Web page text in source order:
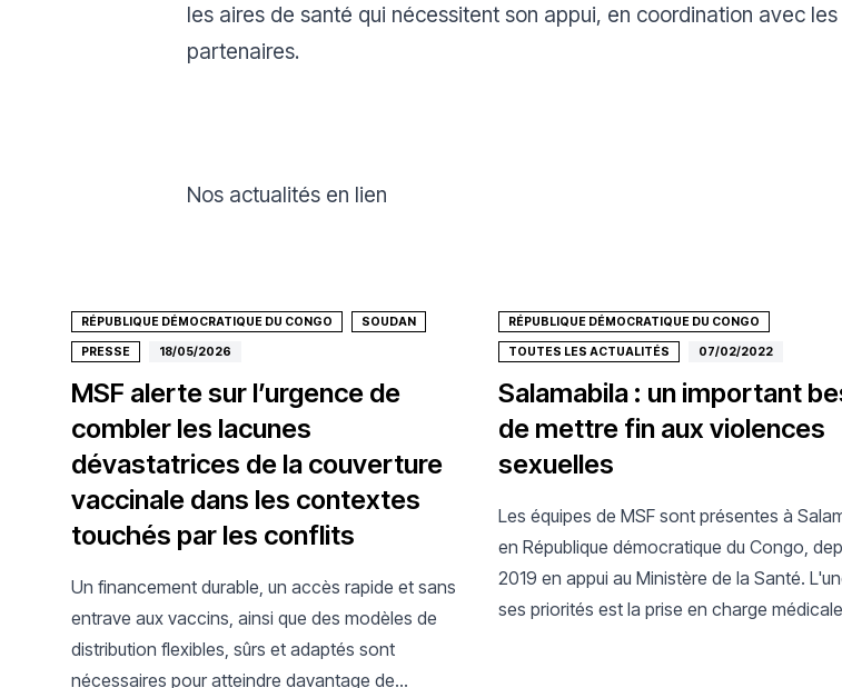
les aires de santé qui nécessitent son appui, en coordination avec
partenaires.
Nos actualités en lien
RÉPUBLIQUE DÉMOCRATIQUE DU CONGO SOUDAN
PRESSE 18/05/2026
MSF alerte sur l’urgence de
combler les lacunes
dévastatrices de la couverture
vaccinale dans les contextes
touchés par les conflits
Un financement durable, un accès rapide et sans
entrave aux vaccins, ainsi que des modèles de
distribution flexibles, sûrs et adaptés sont
nécessaires pour atteindre davantage de
RÉPUBLIQUE DÉMOCRATIQUE DU CONGO
TOUTES LES ACTUALITÉS 07/02/2022
Salamabila : un important
de mettre fin aux violences
sexuelles
Les équipes de MSF sont présentes à
en République démocratique du Congo,
2019 en appui au Ministère de la Santé.
ses priorités est la prise en charge médicale